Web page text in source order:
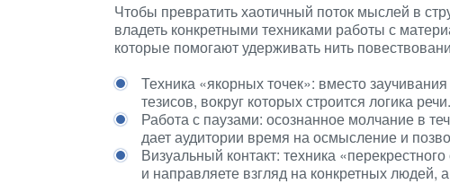
Чтобы превратить хаотичный поток мыслей в
владеть конкретными техниками работы с
которые помогают удерживать нить
Техника «якорных точек»: вместо
тезисов, вокруг которых строится логика речи.
Работа с паузами: осознанное молчание в
дает аудитории время на осмысление и
Визуальный контакт: техника
и направляете взгляд на конкретных людей,